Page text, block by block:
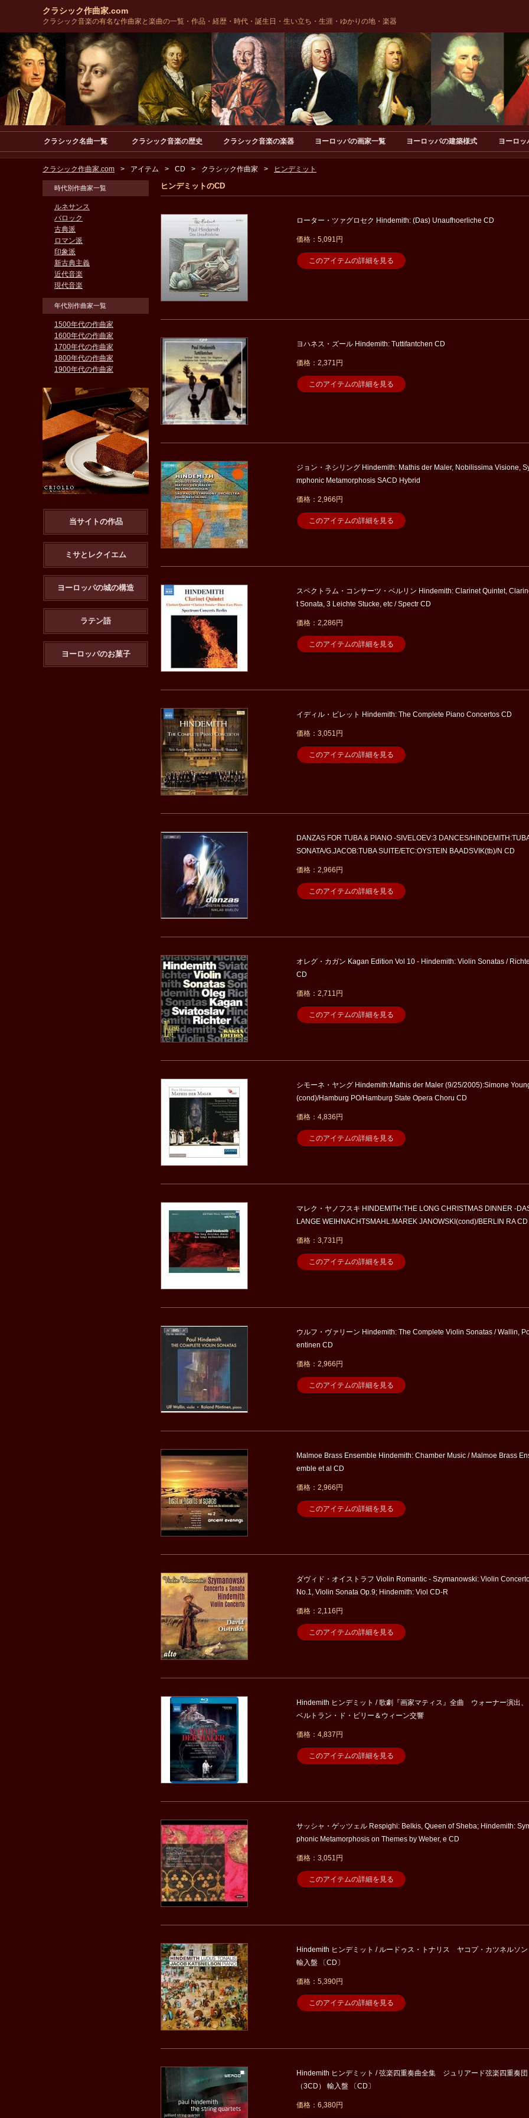
クラシック作曲家.com
クラシック音楽の有名な作曲家と楽曲の一覧・作品・経歴・時代・誕生日・生い立ち・生涯・ゆかりの地・楽器
クラシック名曲一覧 クラシック音楽の歴史 クラシック音楽の楽器 ヨーロッパの画家一覧 ヨーロッパの建築様式 ヨーロッ
クラシック作曲家.com アイテム CD クラシック作曲家 ヒンデミット
ヒンデミットのCD
ローター・ツァグロセク Hindemith: (Das) Unaufhoerliche CD
価格：5,091円
このアイテムの詳細を見る
ヨハネス・ズール Hindemith: Tuttifantchen CD
価格：2,371円
このアイテムの詳細を見る
ジョン・ネシリング Hindemith: Mathis der Maler, Nobilissima Visione,
mphonic Metamorphosis SACD Hybrid
価格：2,966円
このアイテムの詳細を見る
スペクトラム・コンサーツ・ベルリン Hindemith: Clarinet Quintet,
t Sonata, 3 Leichte Stucke, etc / Spectr CD
価格：2,286円
このアイテムの詳細を見る
イディル・ビレット Hindemith: The Complete Piano Concertos CD
価格：3,051円
このアイテムの詳細を見る
DANZAS FOR TUBA & PIANO -SIVELOEV:3 DANCES/
SONATA/G.JACOB:TUBA SUITE/ETC:OYSTEIN BAADSVIK(tb)/N CD
価格：2,966円
このアイテムの詳細を見る
オレグ・カガン Kagan Edition Vol 10 - Hindemith: Violin Sonatas /
CD
価格：2,711円
このアイテムの詳細を見る
シモーネ・ヤング Hindemith:Mathis der Maler (9/25/2005):Simone
(cond)/Hamburg PO/Hamburg State Opera Choru CD
価格：4,836円
このアイテムの詳細を見る
マレク・ヤノフスキ HINDEMITH:THE LONG CHRISTMAS DINNER -
LANGE WEIHNACHTSMAHL:MAREK JANOWSKI(cond)/BERLIN RA CD
価格：3,731円
このアイテムの詳細を見る
ウルフ・ヴァリーン Hindemith: The Complete Violin Sonatas / Wallin,
entinen CD
価格：2,966円
このアイテムの詳細を見る
Malmoe Brass Ensemble Hindemith: Chamber Music / Malmoe Brass
emble et al CD
価格：2,966円
このアイテムの詳細を見る
ダヴィド・オイストラフ Violin Romantic - Szymanowski: Violin
No.1, Violin Sonata Op.9; Hindemith: Viol CD-R
価格：2,116円
このアイテムの詳細を見る
Hindemith ヒンデミット / 歌劇『画家マティス』全曲 ウォーナー演出、
ベルトラン・ド・ビリー＆ウィーン交響
価格：4,837円
このアイテムの詳細を見る
サッシャ・ゲッツェル Respighi: Belkis, Queen of Sheba; Hindemith:
phonic Metamorphosis on Themes by Weber, e CD
価格：3,051円
このアイテムの詳細を見る
Hindemith ヒンデミット / ルードゥス・トナリス ヤコプ・カツネルソン
輸入盤 〔CD〕
価格：5,390円
このアイテムの詳細を見る
Hindemith ヒンデミット / 弦楽四重奏曲全集 ジュリアード弦楽四重奏団
（3CD） 輸入盤 〔CD〕
価格：6,380円
時代別作曲家一覧
ルネサンス
バロック
古典派
ロマン派
印象派
新古典主義
近代音楽
現代音楽
年代別作曲家一覧
1500年代の作曲家
1600年代の作曲家
1700年代の作曲家
1800年代の作曲家
1900年代の作曲家
当サイトの作品
ミサとレクイエム
ヨーロッパの城の構造
ラテン語
ヨーロッパのお菓子